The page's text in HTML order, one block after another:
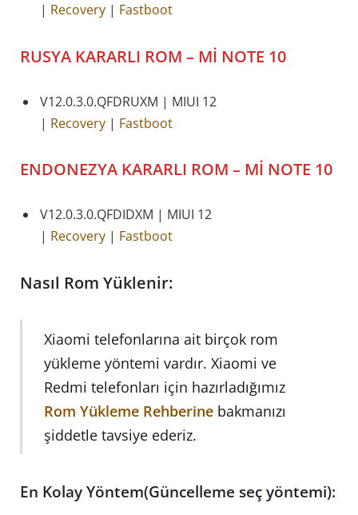
| Recovery | Fastboot
RUSYA KARARLI ROM – Mİ NOTE 10
V12.0.3.0.QFDRUXM | MIUI 12
| Recovery | Fastboot
ENDONEZYA KARARLI ROM – Mİ NOTE 10
V12.0.3.0.QFDIDXM | MIUI 12
| Recovery | Fastboot
Nasıl Rom Yüklenir:
Xiaomi telefonlarına ait birçok rom
yükleme yöntemi vardır. Xiaomi ve
Redmi telefonları için hazırladığımız
Rom Yükleme Rehberine bakmanızı
şiddetle tavsiye ederiz.
En Kolay Yöntem(Güncelleme seç yöntemi):